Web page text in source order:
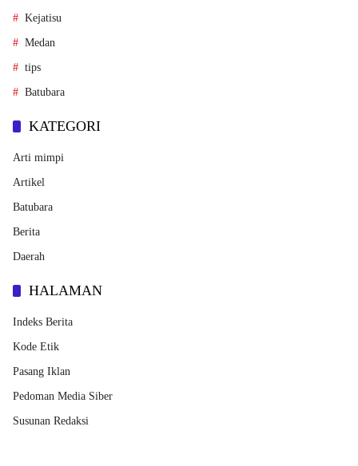
Kejatisu
Medan
tips
Batubara
KATEGORI
Arti mimpi
Artikel
Batubara
Berita
Daerah
HALAMAN
Indeks Berita
Kode Etik
Pasang Iklan
Pedoman Media Siber
Susunan Redaksi